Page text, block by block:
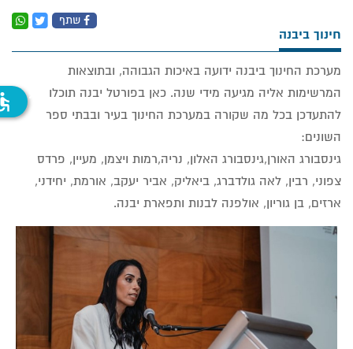
שתף
חינוך ביבנה
מערכת החינוך ביבנה ידועה באיכות הגבוהה, ובתוצאות
המרשימות אליה מגיעה מידי שנה. כאן בפורטל יבנה תוכלו
להתעדכן בכל מה שקורה במערכת החינוך בעיר ובבתי ספר
השונים:
גינסבורג האורן,גינסבורג האלון, נריה,רמות ויצמן, מעיין, פרדס
צפוני, רבין, לאה גולדברג, ביאליק, אביר יעקב, אורמת, יחידני,
ארזים, בן גוריון, אולפנה לבנות ותפארת יבנה.